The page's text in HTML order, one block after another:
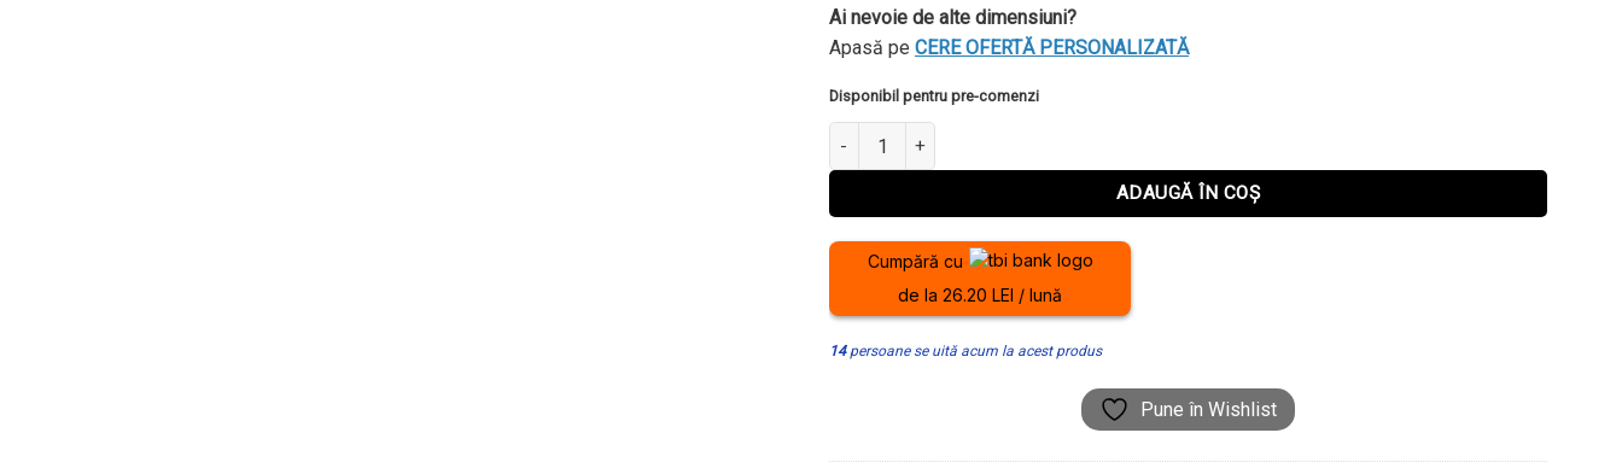
Ai nevoie de alte dimensiuni?
Apasă pe CERE OFERTĂ PERSONALIZATĂ
Disponibil pentru pre-comenzi
Cantitate GRĂTAR DIN FONTĂ 630 x 600 mm
ADAUGĂ ÎN COȘ
Cumpără cu
de la 26.20 LEI / lună
14persoane se uită acum la acest produs
Alternative:
Pune în Wishlist